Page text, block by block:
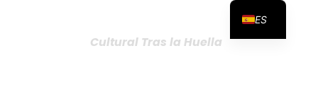
Cultural Tras la Huella
ES